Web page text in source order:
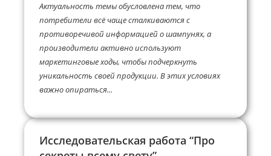
Актуальность темы обусловлена тем, что
потребители всё чаще сталкиваются с
противоречивой информацией о шампунях, а
производители активно используют
маркетинговые ходы, чтобы подчеркнуть
уникальность своей продукции. В этих условиях
важно опираться...
Исследовательская работа “Про